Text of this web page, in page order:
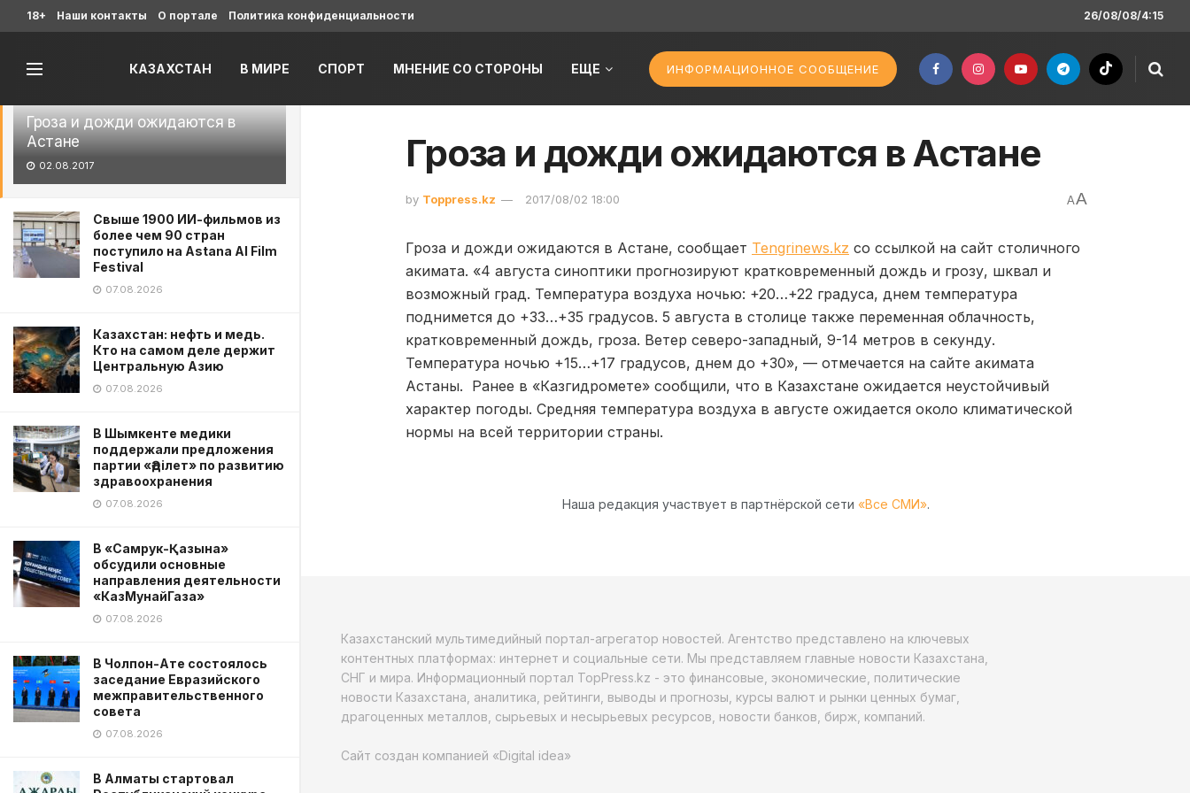
Последние
Гроза и дожди ожидаются в
Астане
02.08.2017
Свыше 1900 ИИ-фильмов из
более чем 90 стран
поступило на Astana AI Film
Festival
07.08.2026
Казахстан: нефть и медь.
Кто на самом деле держит
Центральную Азию
07.08.2026
В Шымкенте медики
поддержали предложения
партии «Әділет» по развитию
здравоохранения
07.08.2026
В «Самрук-Қазына»
обсудили основные
направления деятельности
«КазМунайГаза»
07.08.2026
В Чолпон-Ате состоялось
заседание Евразийского
межправительственного
совета
07.08.2026
В Алматы стартовал
18+ Наши контакты О портале Политика конфиденциальности 26/08/08/4:15
КАЗАХСТАН В МИРЕ СПОРТ МНЕНИЕ СО СТОРОНЫ ЕЩЕ ИНФОРМАЦИОННОЕ СООБЩЕНИЕ
Гроза и дожди ожидаются в Астане
by Toppress.kz 2017/08/02 18:00 AA
Гроза и дожди ожидаются в Астане, сообщает Tengrinews.kz со ссылкой на сайт столичного
акимата. «4 августа синоптики прогнозируют кратковременный дождь и грозу, шквал и
возможный град. Температура воздуха ночью: +20…+22 градуса, днем температура
поднимется до +33…+35 градусов. 5 августа в столице также переменная облачность,
кратковременный дождь, гроза. Ветер северо-западный, 9-14 метров в секунду.
Температура ночью +15…+17 градусов, днем до +30», — отмечается на сайте акимата
Астаны. Ранее в «Казгидромете» сообщили, что в Казахстане ожидается неустойчивый
характер погоды. Средняя температура воздуха в августе ожидается около климатической
нормы на всей территории страны.
Наша редакция участвует в партнёрской сети «Все СМИ».
Казахстанский мультимедийный портал-агрегатор новостей. Агентство представлено на ключевых
контентных платформах: интернет и социальные сети. Мы представляем главные новости Казахстана,
СНГ и мира. Информационный портал TopPress.kz - это финансовые, экономические, политические
новости Казахстана, аналитика, рейтинги, выводы и прогнозы, курсы валют и рынки ценных бумаг,
драгоценных металлов, сырьевых и несырьевых ресурсов, новости банков, бирж, компаний.
Сайт создан компанией «Digital idea»